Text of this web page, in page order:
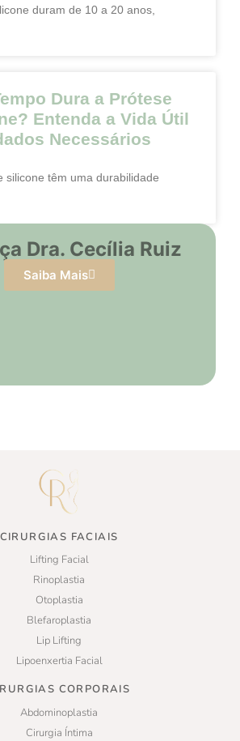
duram de 10 a 20 anos,
Dura a Prótese
Entenda a Vida Útil
Necessários
silicone têm uma durabilidade
Dra. Cecília Ruiz
Saiba Mais
CIRURGIAS FACIAIS
Lifting Facial
Rinoplastia
Otoplastia
Blefaroplastia
Lip Lifting
Lipoenxertia Facial
CORPORAIS
Abdominoplastia
Cirurgia Íntima